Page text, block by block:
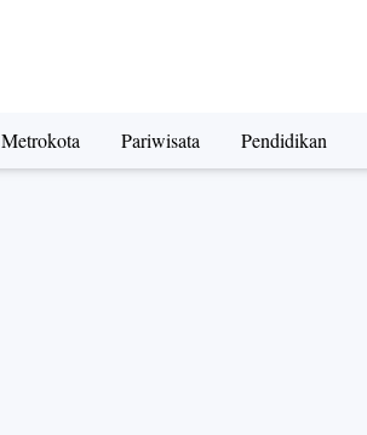
Metrokota Pariwisata Pendidikan